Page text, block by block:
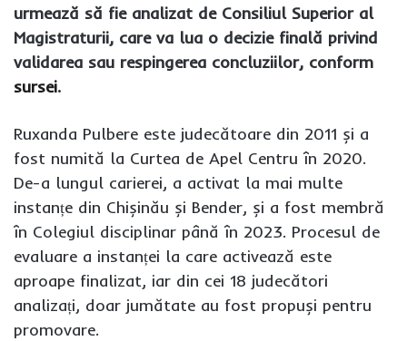
urmează să fie analizat de Consiliul Superior al
Magistraturii, care va lua o decizie finală privind
validarea sau respingerea concluziilor, conform
sursei.
Ruxanda Pulbere este judecătoare din 2011 și a
fost numită la Curtea de Apel Centru în 2020.
De-a lungul carierei, a activat la mai multe
instanțe din Chișinău și Bender, și a fost membră
în Colegiul disciplinar până în 2023. Procesul de
evaluare a instanței la care activează este
aproape finalizat, iar din cei 18 judecători
analizați, doar jumătate au fost propuși pentru
promovare.